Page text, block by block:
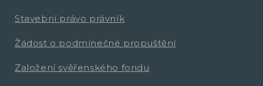
Stavební právo právník
Žádost o podmínečné propuštění
Založení svěřenského fondu